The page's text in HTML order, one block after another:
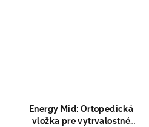
Energy Mid: Ortopedická
vložka pre vytrvalostné